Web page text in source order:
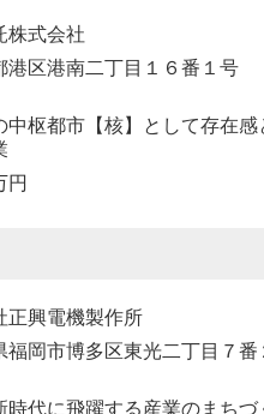
株式会社
港区港南二丁目１６番１号
中枢都市【核】として存在
円
正興電機製作所
福岡市博多区東光二丁目７番
時代に飛躍する産業のまち